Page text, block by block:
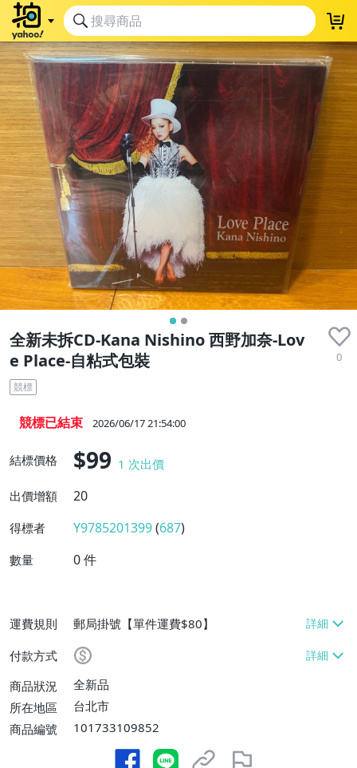
全新未拆CD-Kana Nishino 西野加奈-Lov
e Place-自粘式包裝
0
競標
競標已結束 2026/06/17 21:54:00
結標價格 $99 1 次出價
出價增額
20
得標者 Y9785201399(687)
數量 0件
運費規則
郵局掛號【單件運費$80】
付款方式
商品狀況
全新品
所在地區
台北市
商品編號
101733109852